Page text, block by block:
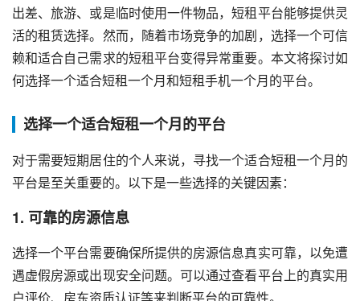
出差、旅游、或是临时使用一件物品，短租平台能够提供灵
活的租赁选择。然而，随着市场竞争的加剧，选择一个可信
赖和适合自己需求的短租平台变得异常重要。本文将探讨如
何选择一个适合短租一个月和短租手机一个月的平台。
选择一个适合短租一个月的平台
对于需要短期居住的个人来说，寻找一个适合短租一个月的
平台是至关重要的。以下是一些选择的关键因素：
1. 可靠的房源信息
选择一个平台需要确保所提供的房源信息真实可靠，以免遭
遇虚假房源或出现安全问题。可以通过查看平台上的真实用